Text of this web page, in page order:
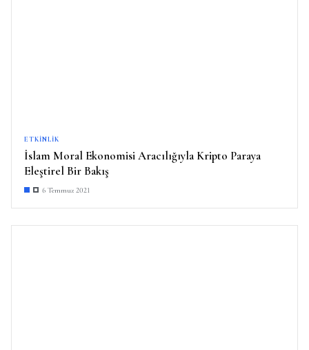
ETKINLIK
İslam Moral Ekonomisi Aracılığıyla Kripto Paraya
Eleştirel Bir Bakış
6 Temmuz 2021